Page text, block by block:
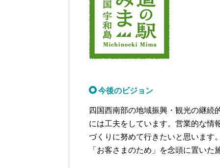
今後のビジョン
四国西南部の地域振興・観光の継続
には工夫をしています。営業的な情
づくりに努めて行きたいと思います
「お客さまのため」を念頭に置いた